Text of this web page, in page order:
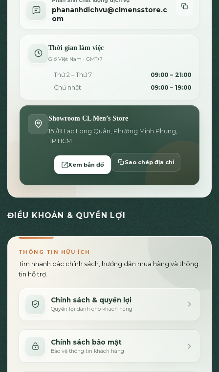
phananhdichvu@clmensstore.c
om
Thời gian làm việc
Giờ Việt Nam · GMT+7
Thứ 2 – Thứ 7
09:00 – 21:00
Chủ nhật
09:00 – 19:00
Showroom CL Men’s Store
151/8 Lạc Long Quân, Phường Minh Phụng,
TP.HCM
Xem bản đồ Sao chép địa chỉ
ĐIỀU KHOẢN & QUYỀN LỢI
THÔNG TIN HỮU ÍCH
Tìm nhanh các chính sách, hướng dẫn mua hàng và thông
tin hỗ trợ.
Chính sách & quyền lợi
Quyền lợi dành cho khách hàng
Chính sách bảo mật
Bảo vệ thông tin khách hàng